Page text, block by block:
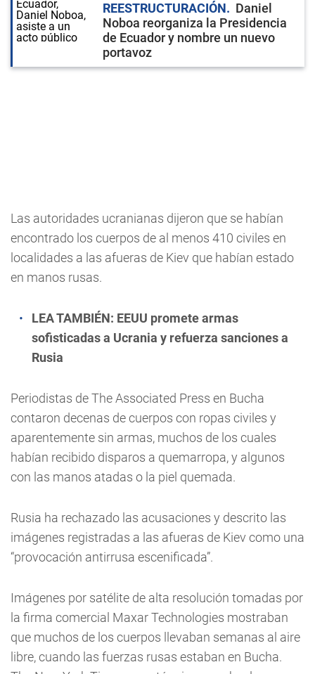
REESTRUCTURACIÓN
Daniel
Noboa reorganiza la Presidencia
de Ecuador y nombre un nuevo
portavoz
Las autoridades ucranianas dijeron que se habían
encontrado los cuerpos de al menos 410 civiles en
localidades a las afueras de Kiev que habían estado
en manos rusas.
LEA TAMBIÉN: EEUU promete armas
sofisticadas a Ucrania y refuerza sanciones a
Rusia
Periodistas de The Associated Press en Bucha
contaron decenas de cuerpos con ropas civiles y
aparentemente sin armas, muchos de los cuales
habían recibido disparos a quemarropa, y algunos
con las manos atadas o la piel quemada.
Rusia ha rechazado las acusaciones y descrito las
imágenes registradas a las afueras de Kiev como una
“provocación antirrusa escenificada”.
Imágenes por satélite de alta resolución tomadas por
la firma comercial Maxar Technologies mostraban
que muchos de los cuerpos llevaban semanas al aire
libre, cuando las fuerzas rusas estaban en Bucha.